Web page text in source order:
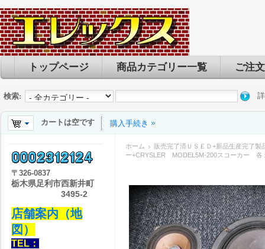
トップページ 商品カテゴリー一覧 ご注
検索:
カートは空です 購入手続き
ホーム
販売完了済ＵＳＥＤ+新品生産完了製
ー+CRYSLER MODEL5M-200スコーカー 各
〒 326-0837
栃木県足利市西新井町
3495-2
店舗案内（地
図）
TEL：